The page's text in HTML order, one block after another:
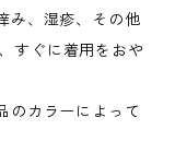
み、湿疹、その他
すぐに着用をおや
のカラーによって